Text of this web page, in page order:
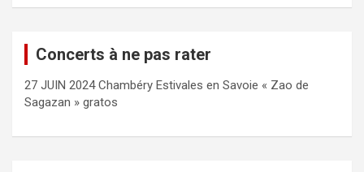
Concerts à ne pas rater
27 JUIN 2024 Chambéry Estivales en Savoie « Zao de
Sagazan » gratos